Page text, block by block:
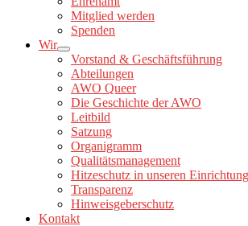
Mitglied werden
Spenden
Wir
Vorstand & Geschäftsführung
Abteilungen
AWO Queer
Die Geschichte der AWO
Leitbild
Satzung
Organigramm
Qualitätsmanagement
Hitzeschutz in unseren
Transparenz
Hinweisgeberschutz
Kontakt